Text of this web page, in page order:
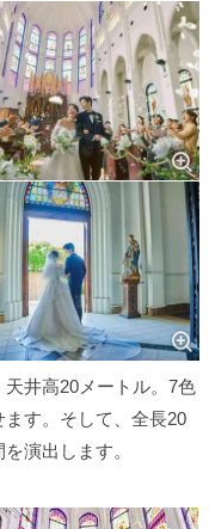
井高20メートル。7色
す。そして、全長20
演出します。